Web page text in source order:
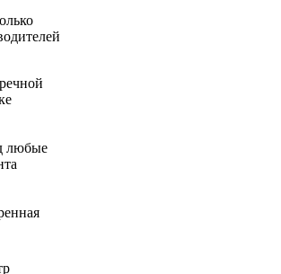
любые